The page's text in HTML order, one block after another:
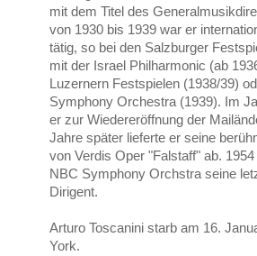
mit dem Titel des
von 1930 bis 1939 war er
tätig, so bei den Salzburger
mit der Israel Philharmonic (ab
Luzernern Festspielen (1938/39)
Symphony Orchestra (1939). Im
er zur Wiedereröffnung der
Jahre später lieferte er seine
von Verdis Oper "Falstaff" ab.
NBC Symphony Orchstra seine
Dirigent.
Arturo Toscanini starb am 16.
York.